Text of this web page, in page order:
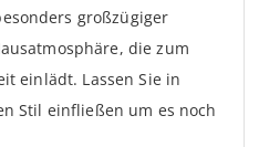
großzügiger
die zum
einlädt. Lassen Sie in
Stil einfließen um es noch